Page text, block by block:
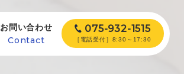
お問い合わせ
Contact
075-932-1515
［電話受付］8:30～17:30